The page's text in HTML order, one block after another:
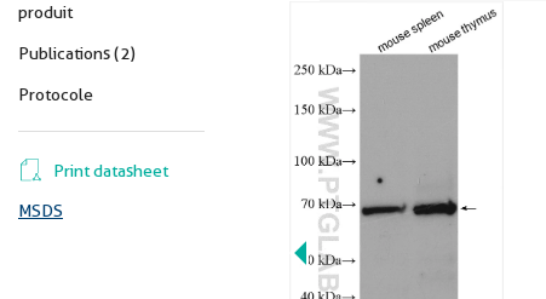
produit
Publications (2)
Protocole
Print datasheet
MSDS